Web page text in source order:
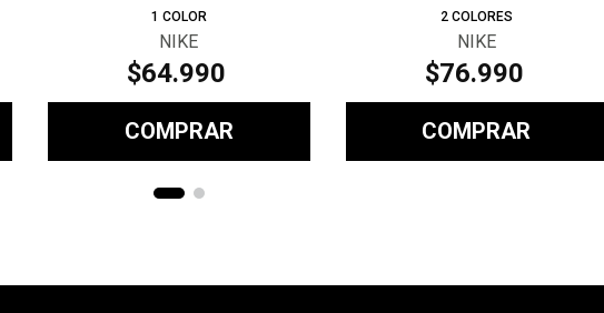
1 COLOR
NIKE
$64.990
COMPRAR
2 COLORES
NIKE
$76.990
COMPRAR